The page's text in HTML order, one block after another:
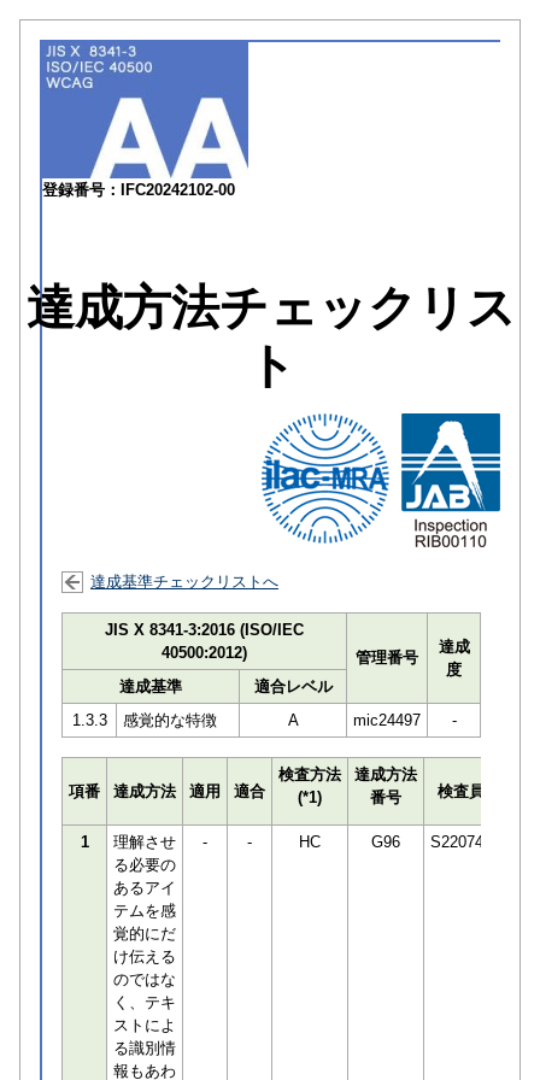
登録番号：IFC20242102-00
達成方法チェックリス
ト
達成基準チェックリストへ
JIS X 8341-3:2016 (ISO/IEC
40500:2012)
管理番号
達成
度
達成基準
適合レベル
1.3.3
感覚的な特徴 A mic24497 -
項番 達成方法 適用 適合
検査方法
(*1)
達成方法
番号
検査員
1
理解させ
る必要の
あるアイ
テムを感
覚的にだ
け伝える
のではな
く、テキ
ストによ
る識別情
報もあわ
- - HC G96 S220745